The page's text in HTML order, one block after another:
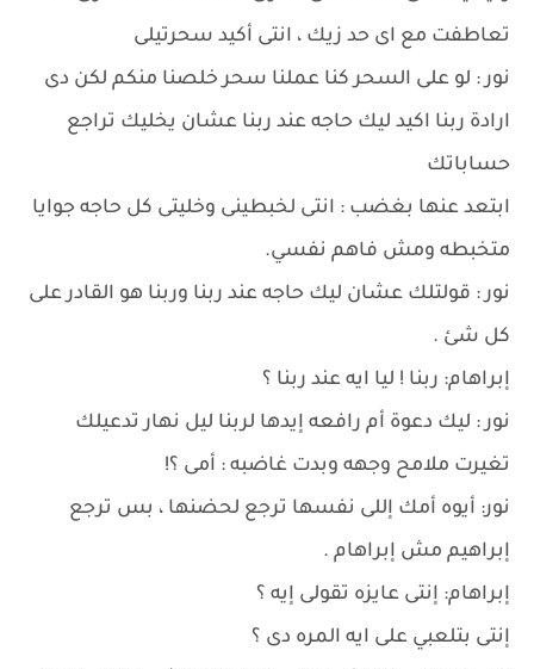
تعاطفت مع اى حد زيك ، انتى أكيد سحرتيلى
نور : لو على السحر كنا عملنا سحر خلصنا منكم لكن دى
ارادة ربنا اكيد ليك حاجه عند ربنا عشان يخليك تراجع
حساباتك
ابتعد عنها بغضب : انتى لخبطينى وخليتى كل حاجه جوايا
متخبطه ومش فاهم نفسي.
نور : قولتلك عشان ليك حاجه عند ربنا وربنا هو القادر على
كل شئ .
إبراهام: ربنا ! ليا ايه عند ربنا ؟
نور : ليك دعوة أم رافعه إيدها لربنا ليل نهار تدعيلك
تغيرت ملامح وجهه وبدت غاضبه : أمى ؟!
نور: أيوه أمك إللى نفسها ترجع لحضنها ، بس ترجع
إبراهيم مش إبراهام .
إبراهام: إنتى عايزه تقولى إيه ؟
إنتى بتلعبي على ايه المره دى ؟